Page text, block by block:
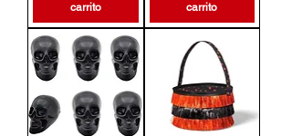
carrito
carrito